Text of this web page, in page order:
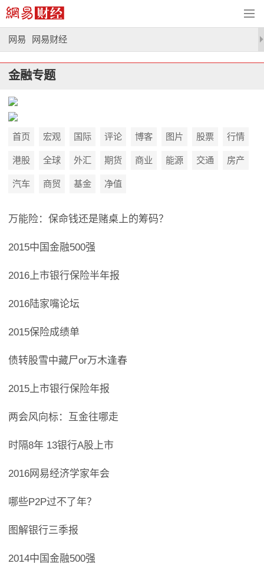
网易 网易财经
金融专题
首页 宏观 国际 评论 博客 图片 股票 行情
港股 全球 外汇 期货 商业 能源 交通 房产
汽车 商贸 基金 净值
万能险：保命钱还是赌桌上的筹码？
2015中国金融500强
2016上市银行保险半年报
2016陆家嘴论坛
2015保险成绩单
债转股雪中藏尸or万木逢春
2015上市银行保险年报
两会风向标：互金往哪走
时隔8年 13银行A股上市
2016网易经济学家年会
哪些P2P过不了年？
图解银行三季报
2014中国金融500强